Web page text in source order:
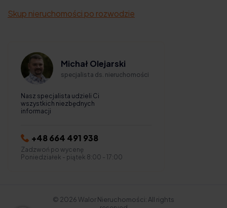
Skup nieruchomości po rozwodzie
Michał Olejarski
specjalista ds. nieruchomości
Nasz specjalista udzieli Ci
wszystkich niezbędnych
informacji
+48 664 491 938
Zadzwoń po wycenę
Poniedziałek - piątek 8:00 - 17:00
© 2026 Walor Nieruchomości: All rights